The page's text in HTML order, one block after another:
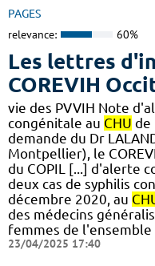
PAGES
relevance: 60%
Les lettres
COREVIH
vie des PVVIH Note
congénitale au CHU de
demande du Dr
Montpellier), le
du COPIL [...] d'alerte
deux cas de syphilis
décembre 2020, au
des médecins
femmes de l'ensemble
23/04/2025 17:40